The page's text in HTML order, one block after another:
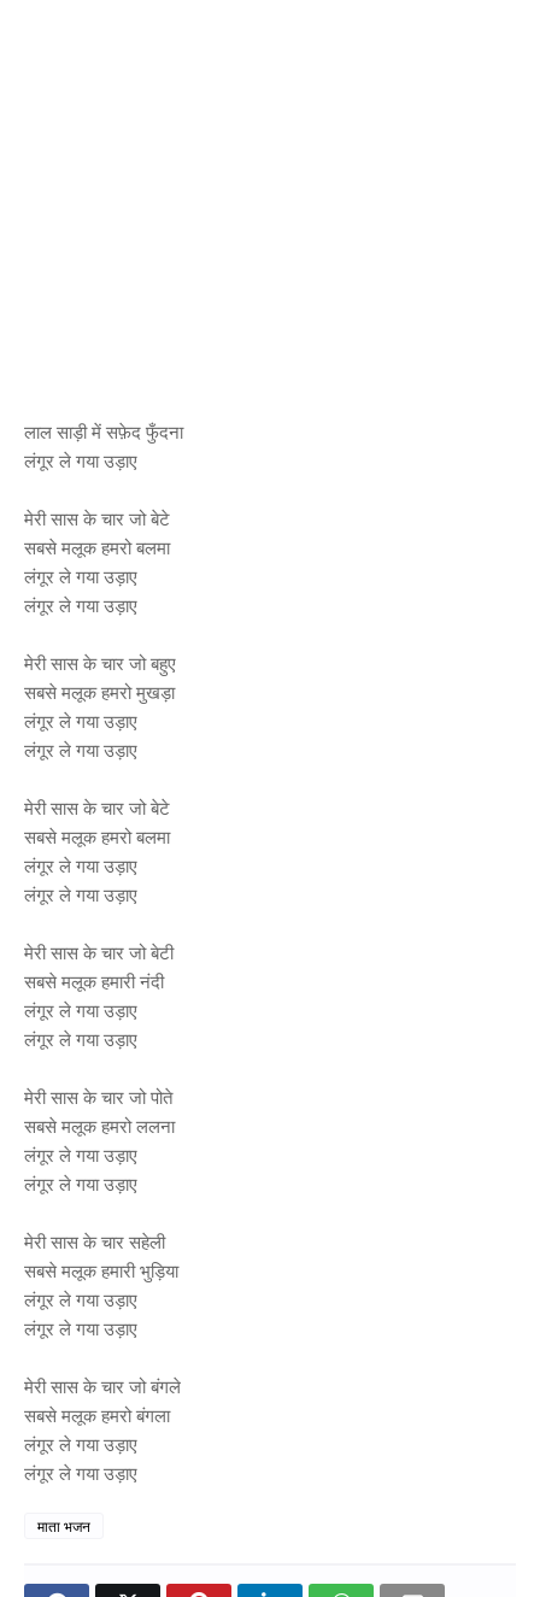
लाल साड़ी में सफ़ेद फुँदना
लंगूर ले गया उड़ाए
मेरी सास के चार जो बेटे
सबसे मलूक हमरो बलमा
लंगूर ले गया उड़ाए
लंगूर ले गया उड़ाए
मेरी सास के चार जो बहुए
सबसे मलूक हमरो मुखड़ा
लंगूर ले गया उड़ाए
लंगूर ले गया उड़ाए
मेरी सास के चार जो बेटे
सबसे मलूक हमरो बलमा
लंगूर ले गया उड़ाए
लंगूर ले गया उड़ाए
मेरी सास के चार जो बेटी
सबसे मलूक हमारी नंदी
लंगूर ले गया उड़ाए
लंगूर ले गया उड़ाए
मेरी सास के चार जो पोते
सबसे मलूक हमरो ललना
लंगूर ले गया उड़ाए
लंगूर ले गया उड़ाए
मेरी सास के चार सहेली
सबसे मलूक हमारी भुड़िया
लंगूर ले गया उड़ाए
लंगूर ले गया उड़ाए
मेरी सास के चार जो बंगले
सबसे मलूक हमरो बंगला
लंगूर ले गया उड़ाए
लंगूर ले गया उड़ाए
माता भजन